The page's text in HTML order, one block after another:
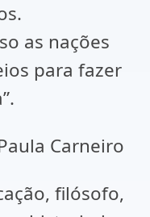
as nações
para fazer
Carneiro
filósofo,